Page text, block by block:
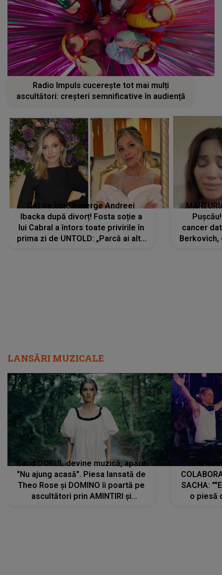
Radio Impuls cucerește tot mai mulți
ascultători: creșteri semnificative în audiență
Cât de bine îi merge Andreei
Ibacka după divorț! Fosta soție a
lui Cabral a întors toate privirile în
prima zi de UNTOLD: „Parcă ai altă
cancer
Berkovich,
LANSĂRI MUZICALE
Când DORUL devine muzică, apare
"Nu ajung acasă". Piesa lansată de
Theo Rose și DOMINO îi poartă pe
ascultători prin AMINTIRI și
SACHA:
o piesă